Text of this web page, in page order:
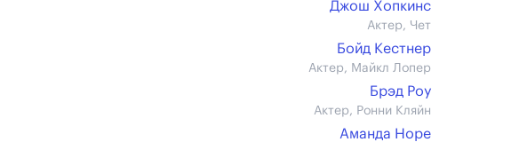
Джош Хопкинс
Актер, Чет
Бойд Кестнер
Актер, Майкл Лопер
Брэд Роу
Актер, Ронни Кляйн
Аманда Норе